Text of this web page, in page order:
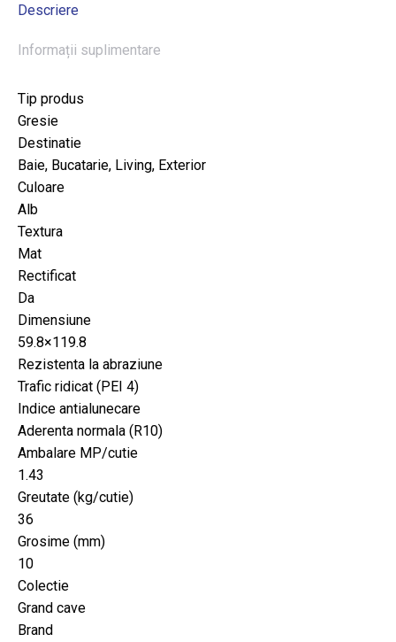
Descriere
Informații suplimentare
Tip produs
Gresie
Destinatie
Baie, Bucatarie, Living, Exterior
Culoare
Alb
Textura
Mat
Rectificat
Da
Dimensiune
59.8×119.8
Rezistenta la abraziune
Trafic ridicat (PEI 4)
Indice antialunecare
Aderenta normala (R10)
Ambalare MP/cutie
1.43
Greutate (kg/cutie)
36
Grosime (mm)
10
Colectie
Grand cave
Brand